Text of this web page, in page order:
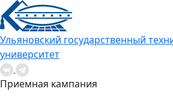
Ульяновский государственный
университет
Приемная кампания